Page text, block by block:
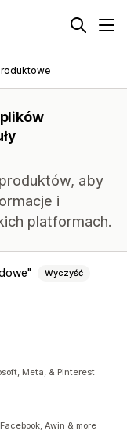
aby
i
platformach.
Wyczyść
Meta, & Pinterest
Awin & more